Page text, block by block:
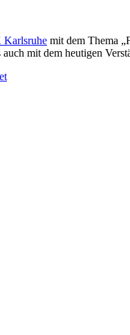
mit dem Thema
mit dem heutigen